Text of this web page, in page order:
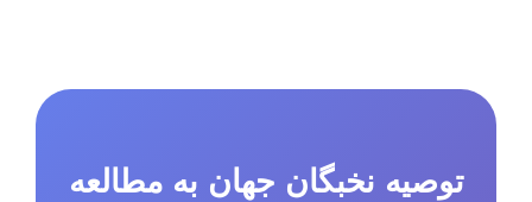
توصیه نخبگان جهان به مطالعه